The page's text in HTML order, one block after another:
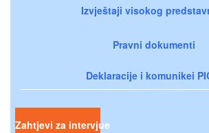
Izvještaji visokog
Pravni dokumenti
Deklaracije i komunikei
Zahtjevi za intervjue